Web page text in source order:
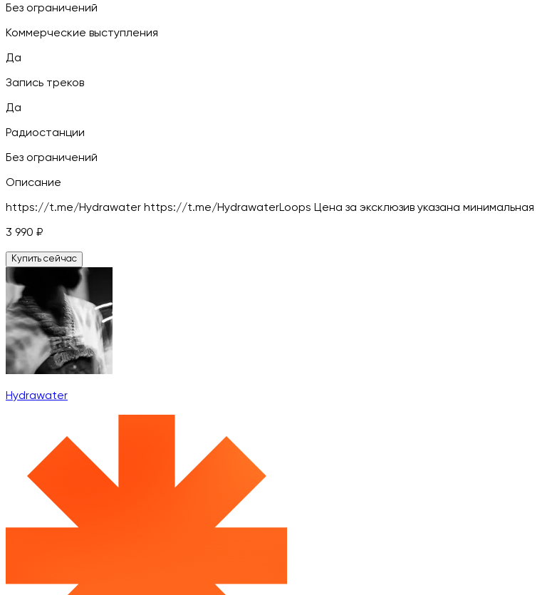
Без ограничений
Коммерческие выступления
Да
Запись треков
Да
Радиостанции
Без ограничений
Описание
https://t.me/Hydrawater https://t.me/HydrawaterLoops Цена за эксклюзив указана минимальная
3 990 ₽
Купить сейчас
Hydrawater